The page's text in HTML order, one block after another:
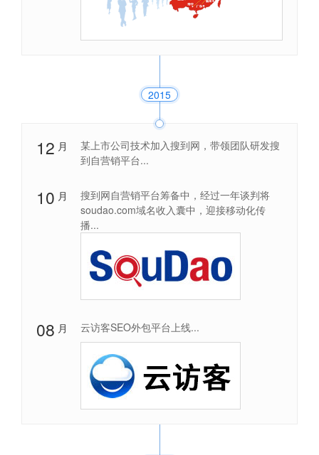
2015
12 月
某上市公司技术加入搜到网，带领团队研发搜
到自营销平台...
10 月
搜到网自营销平台筹备中，经过一年谈判将
soudao.com域名收入囊中，迎接移动化传
播...
08 月 云访客SEO外包平台上线...